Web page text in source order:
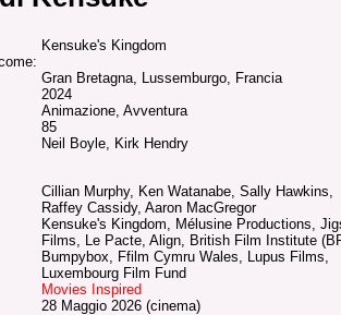
Kensuke's Kingdom
Gran Bretagna, Lussemburgo, Francia
2024
Animazione, Avventura
85
Neil Boyle, Kirk Hendry
Cillian Murphy, Ken Watanabe, Sally Hawkins,
Raffey Cassidy, Aaron MacGregor
Kensuke's Kingdom, Mélusine Productions,
Films, Le Pacte, Align, British Film Institute
Bumpybox, Ffilm Cymru Wales, Lupus Films,
Luxembourg Film Fund
Movies Inspired
28 Maggio 2026 (cinema)